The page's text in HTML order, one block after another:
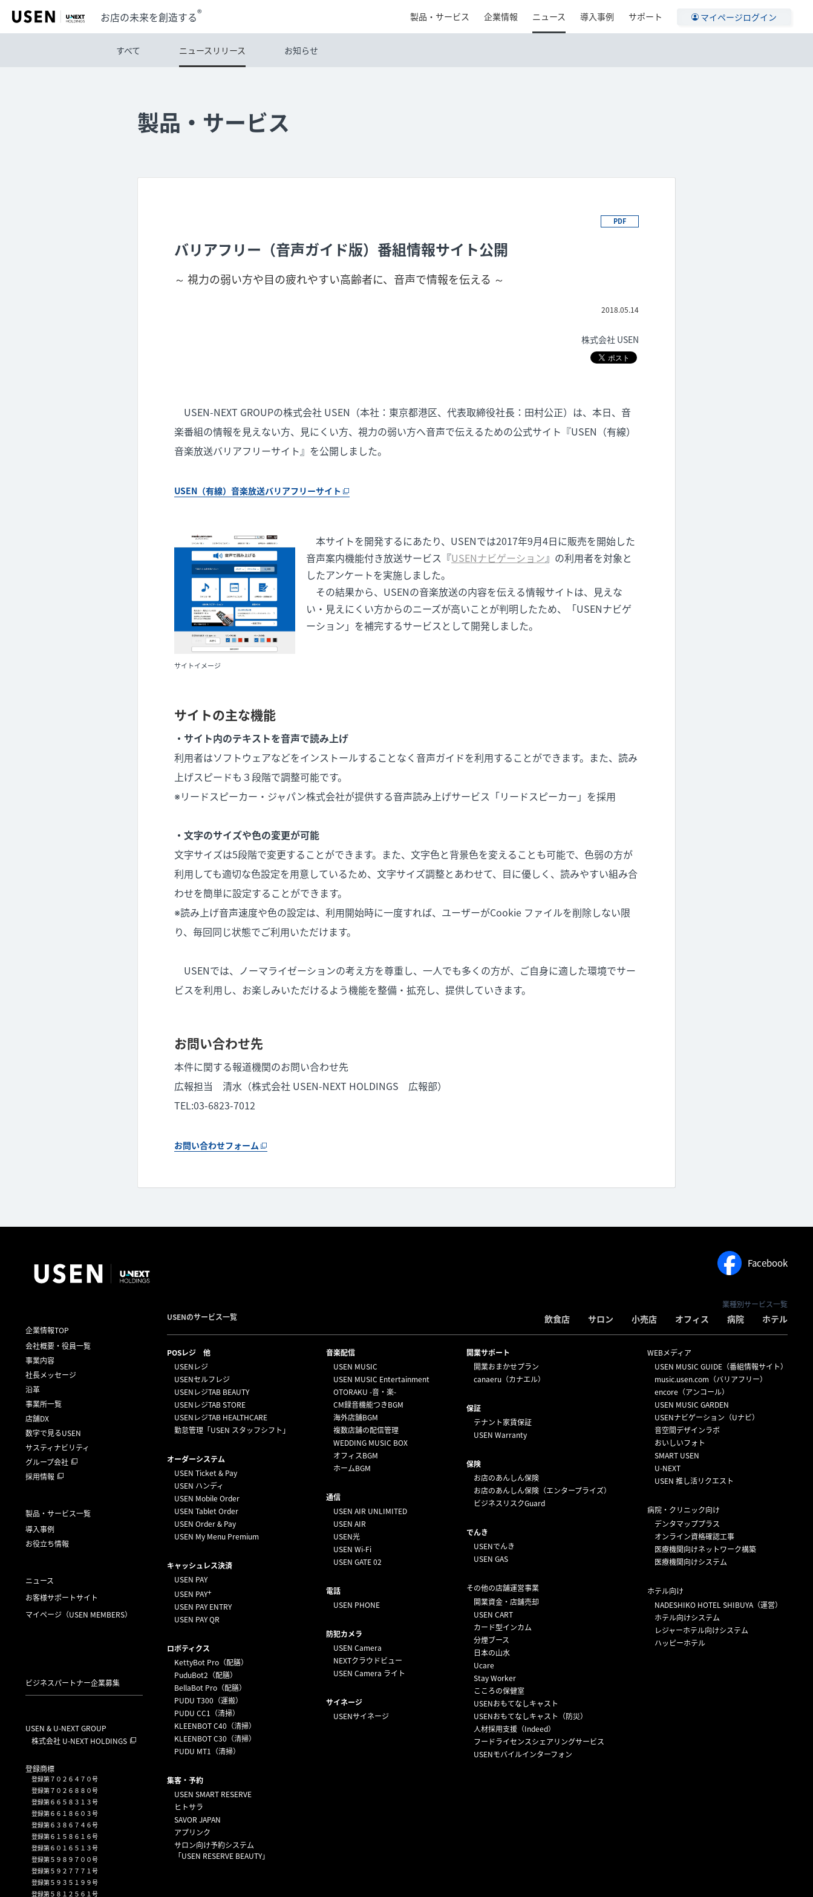
製品・サービス 企業情報 ニュース 導入事例 サポート マイページログイン
お店の未来を創造する®
すべて ニュースリリース お知らせ
製品・サービス
PDF
バリアフリー（音声ガイド版）番組情報サイト公開
～ 視力の弱い方や目の疲れやすい高齢者に、音声で情報を伝える ～
2018.05.14
株式会社 USEN
USEN-NEXT GROUPの株式会社 USEN（本社：東京都港区、代表取締役社長：田村公正）は、本日、音
楽番組の情報を見えない方、見にくい方、視力の弱い方へ音声で伝えるための公式サイト『USEN（有線）
音楽放送バリアフリーサイト』を公開しました。
USEN（有線）音楽放送バリアフリーサイト
本サイトを開発するにあたり、USENでは2017年9月4日に販売を開始した
音声案内機能付き放送サービス『USENナビゲーション』の利用者を対象と
したアンケートを実施しました。
その結果から、USENの音楽放送の内容を伝える情報サイトは、見えな
い・見えにくい方からのニーズが高いことが判明したため、「USENナビゲ
ーション」を補完するサービスとして開発しました。
サイトイメージ
サイトの主な機能
・サイト内のテキストを音声で読み上げ
利用者はソフトウェアなどをインストールすることなく音声ガイドを利用することができます。また、読み
上げスピードも３段階で調整可能です。
※リードスピーカー・ジャパン株式会社が提供する音声読み上げサービス「リードスピーカー」を採用
・文字のサイズや色の変更が可能
文字サイズは5段階で変更することができます。また、文字色と背景色を変えることも可能で、色弱の方が
利用しても適切な色設定を用意しているため、文字サイズ調整とあわせて、目に優しく、読みやすい組み合
わせを簡単に設定することができます。
※読み上げ音声速度や色の設定は、利用開始時に一度すれば、ユーザーがCookie ファイルを削除しない限
り、毎回同じ状態でご利用いただけます。
USENでは、ノーマライゼーションの考え方を尊重し、一人でも多くの方が、ご自身に適した環境でサー
ビスを利用し、お楽しみいただけるよう機能を整備・拡充し、提供していきます。
お問い合わせ先
本件に関する報道機関のお問い合わせ先
広報担当 清水（株式会社 USEN-NEXT HOLDINGS 広報部）
TEL:03-6823-7012
お問い合わせフォーム
Facebook
業種別サービス一覧
飲食店 サロン 小売店 オフィス 病院 ホテル
企業情報TOP
会社概要・役員一覧
事業内容
社長メッセージ
沿革
事業所一覧
店舗DX
数字で見るUSEN
サスティナビリティ
グループ会社
採用情報
製品・サービス一覧
導入事例
お役立ち情報
ニュース
お客様サポートサイト
マイページ （USEN MEMBERS）
ビジネスパートナー企業募集
USEN & U-NEXT GROUP
株式会社 U-NEXT HOLDINGS
登録商標
登録第７０２６４７０号
登録第７０２６８８０号
登録第６６５８３１３号
登録第６６１８６０３号
登録第６３８６７４６号
登録第６１５８６１６号
登録第６０１６５１３号
登録第５９８９７００号
登録第５９２７７７１号
登録第５９３５１９９号
登録第５８１２５６１号
USENのサービス一覧
POSレジ 他
USENレジ
USENセルフレジ
USENレジTAB BEAUTY
USENレジTAB STORE
USENレジTAB HEALTHCARE
勤怠管理「USEN スタッフシフト」
オーダーシステム
USEN Ticket & Pay
USEN ハンディ
USEN Mobile Order
USEN Tablet Order
USEN Order & Pay
USEN My Menu Premium
キャッシュレス決済
USEN PAY
USEN PAY+
USEN PAY ENTRY
USEN PAY QR
ロボティクス
KettyBot Pro（配膳）
PuduBot2（配膳）
BellaBot Pro（配膳）
PUDU T300（運搬）
PUDU CC1（清掃）
KLEENBOT C40（清掃）
KLEENBOT C30（清掃）
PUDU MT1（清掃）
集客・予約
USEN SMART RESERVE
ヒトサラ
SAVOR JAPAN
アプリンク
サロン向け予約システム
「USEN RESERVE BEAUTY」
⁩音楽配信
USEN MUSIC
USEN MUSIC Entertainment
OTORAKU -音・楽-
CM録音機能つきBGM
海外店舗BGM
複数店舗の配信管理
WEDDING MUSIC BOX
オフィスBGM
ホームBGM
通信
USEN AIR UNLIMITED
USEN AIR
USEN光
USEN Wi-Fi
USEN GATE 02
電話
USEN PHONE
防犯カメラ
USEN Camera
NEXTクラウドビュー
USEN Camera ライト
サイネージ
USENサイネージ
開業サポート
開業おまかせプラン
canaeru（カナエル）
保証
テナント家賃保証
USEN Warranty
保険
お店のあんしん保険
お店のあんしん保険（エンタープライズ）
ビジネスリスクGuard
でんき
USENでんき
USEN GAS
その他の店舗運営事業
開業資金・店舗売却
USEN CART
カード型インカム
分煙ブース
日本の山水
Ucare
Stay Worker
こころの保健室
USENおもてなしキャスト
USENおもてなしキャスト（防災）
人材採用支援（Indeed）
フードライセンスシェアリングサービス
USENモバイルインターフォン
WEBメディア
USEN MUSIC GUIDE（番組情報サイト）
music.usen.com（バリアフリー）
encore（アンコール）
USEN MUSIC GARDEN
USENナビゲーション（Uナビ）
音空間デザインラボ
おいしいフォト
SMART USEN
U-NEXT
USEN 推し活リクエスト
病院・クリニック向け
デンタマッププラス
オンライン資格確認工事
医療機関向けネットワーク構築
医療機関向けシステム
ホテル向け
NADESHIKO HOTEL SHIBUYA（運営）
ホテル向けシステム
レジャーホテル向けシステム
ハッピーホテル